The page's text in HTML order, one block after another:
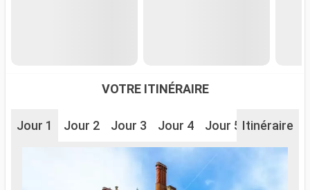
VOTRE ITINÉRAIRE
Jour 1 Jour 2 Jour 3 Jour 4 Jour 5 Jour 6
Itinéraire